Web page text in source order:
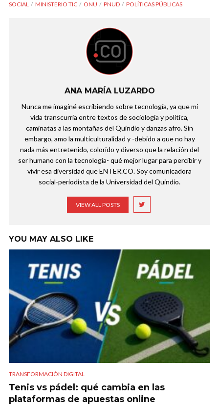
SOCIAL
MINISTERIO TIC ONU PNUD POLÍTICAS PÚBLICAS
ANA MARÍA LUZARDO
Nunca me imaginé escribiendo sobre tecnología, ya que mi
vida transcurría entre textos de sociología y política,
caminatas a las montañas del Quindío y danzas afro. Sin
embargo, amo la multiculturalidad y -debido a que no hay
nada más entretenido, colorido y diverso que la relación del
ser humano con la tecnología- qué mejor lugar para percibir y
vivir esa diversidad que ENTER.CO. Soy comunicadora
social-periodista de la Universidad del Quindío.
VIEW ALL POSTS
YOU MAY ALSO LIKE
TRANSFORMACIÓN DIGITAL
Tenis vs pádel: qué cambia en las
plataformas de apuestas online